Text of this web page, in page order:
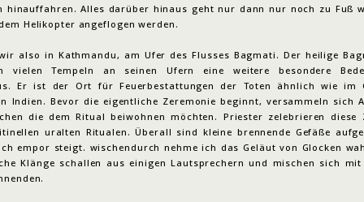
hinauffahren. Alles darüber hinaus geht nur dann nur noch zu Fuß
Helikopter angeflogen werden.
also in Kathmandu, am Ufer des Flusses Bagmati. Der heilige
vielen Tempeln an seinen Ufern eine weitere besondere
Er ist der Ort für Feuerbestattungen der Toten ähnlich wie im
Indien. Bevor die eigentliche Zeremonie beginnt, versammeln sich
die dem Ritual beiwohnen möchten. Priester zelebrieren diese
uralten Ritualen. Überall sind kleine brennende Gefäße
empor steigt. wischendurch nehme ich das Geläut von Glocken
Klänge schallen aus einigen Lautsprechern und mischen sich mit